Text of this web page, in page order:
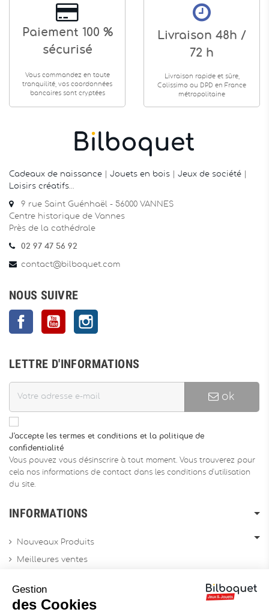
Paiement 100 %
sécurisé
Vous commandez en toute
tranquilité, vos coordonnées
bancaires sont cryptées
Livraison 48h /
72 h
Livraison rapide et sûre,
Colissimo ou DPD en France
métropolitaine
Cadeaux de naissance Jouets en bois Jeux de société
Loisirs créatifs
9 rue Saint Guénhaël - 56000 VANNES
Centre historique de Vannes
Près de la cathédrale
02 97 47 56 92
contact@bilboquet.com
NOUS SUIVRE
FacebookYouTube
LETTRE D'INFORMATIONS
ok
J'accepte les termes et conditions et la politique de
confidentialité
Vous pouvez vous désinscrire à tout moment. Vous trouverez pour
cela nos informations de contact dans les conditions d'utilisation
du site.
INFORMATIONS
Nouveaux Produits
Meilleures ventes
Archives produits
Gestion
des Cookies